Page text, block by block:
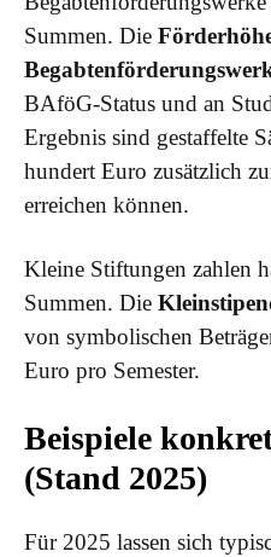
Summen. Die
BAföG-Status und an
Ergebnis sind gestaffelte
hundert Euro zusätzlich
erreichen können.
Kleine Stiftungen zahlen
Summen. Die
von symbolischen
Euro pro Semester.
Beispiele
(Stand 2025)
Für 2025 lassen sich